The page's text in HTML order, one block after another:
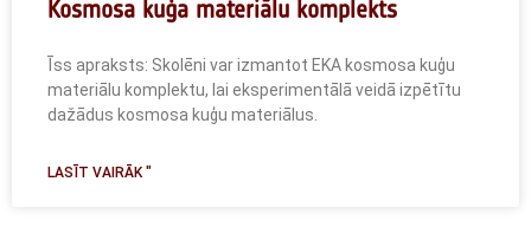
Kosmosa kuģa materiālu komplekts
Īss apraksts: Skolēni var izmantot EKA kosmosa kuģu
materiālu komplektu, lai eksperimentālā veidā izpētītu
dažādus kosmosa kuģu materiālus.
LASĪT VAIRĀK "